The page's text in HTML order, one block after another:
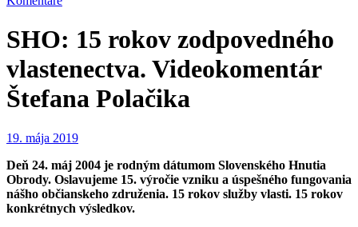
SHO: 15 rokov zodpovedného
vlastenectva. Videokomentár
Štefana Polačika
19. mája 2019
Deň 24. máj 2004 je rodným dátumom Slovenského Hnutia
Obrody. Oslavujeme 15. výročie vzniku a úspešného fungovania
nášho občianskeho združenia. 15 rokov služby vlasti. 15 rokov
konkrétnych výsledkov.